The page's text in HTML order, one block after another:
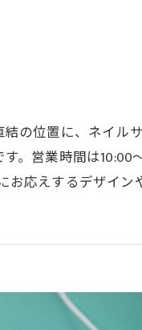
の位置に、ネイル
。営業時間は
応えするデザイン